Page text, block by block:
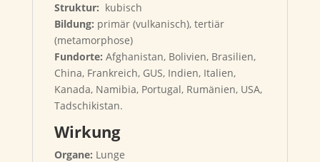
Struktur: kubisch
Bildung: primär (vulkanisch), tertiär
(metamorphose)
Fundorte: Afghanistan, Bolivien, Brasilien,
China, Frankreich, GUS, Indien, Italien,
Kanada, Namibia, Portugal, Rumänien, USA,
Tadschikistan.
Wirkung
Organe: Lunge